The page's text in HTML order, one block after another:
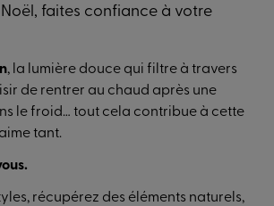
faites confiance à votre
, la lumière douce qui filtre à travers
de rentrer au chaud après une
le froid… tout cela contribue à cette
tant.
récupérez des éléments naturels,